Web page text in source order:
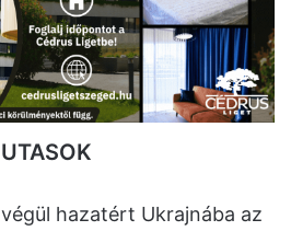
hazatért Ukrajnába az